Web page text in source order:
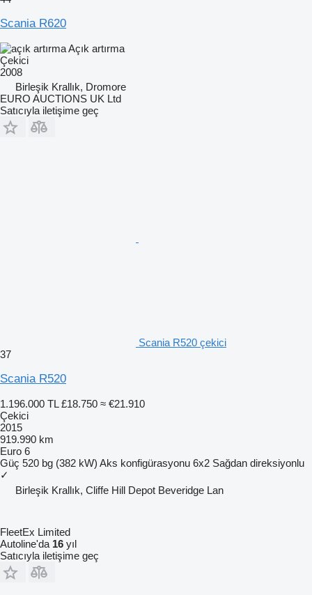
Scania R620
Açık artırma
Çekici
2008
Birleşik Krallık, Dromore
EURO AUCTIONS UK Ltd
Satıcıyla iletişime geç
Scania R520 çekici
37
Scania R520
1.196.000 TL £18.750 ≈ €21.910
Çekici
2015
919.990 km
Euro 6
Güç 520 bg (382 kW) Aks konfigürasyonu 6x2 Sağdan direksiyonlu
✓
Birleşik Krallık, Cliffe Hill Depot Beveridge Lan
FleetEx Limited
Autoline'da 16 yıl
Satıcıyla iletişime geç